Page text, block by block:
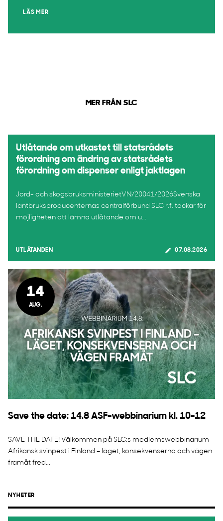
LÄS MER
MER FRÅN SLC
Utlåtande om utkastet till statsrådets
förordning om ändring av statsrådets
förordning om dispenser enligt jaktlagen
Jord- och skogsbruksministerietVN/20041/2026Svenska
lantbruksproducenternas centralförbund SLC r.f. tackar för
möjligheten att lämna utlåtande om u...
UTLÅTANDEN 07.08.2026
14
AUG.
Save the date: 14.8 ASF-webbinarium kl. 10-12
SAVE THE DATE! Välkommen på SLC:s medlemswebbinarium
Afrikansk svinpest i Finland – läget, konsekvenserna och vägen
framåt fred...
NYHETER